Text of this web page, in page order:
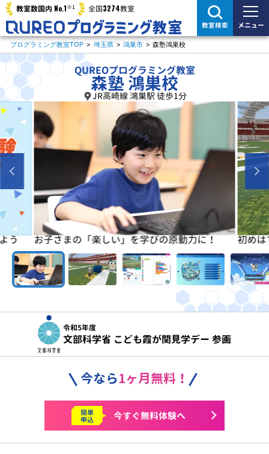
教室数国内 No.1※1 全国3274教室
教室検索 メニュー
プログラミング教室TOP > 埼玉県 > 鴻巣市 > 森塾鴻巣校
QUREOプログラミング教室
森塾 鴻巣校
JR高崎線 鴻巣駅 徒歩1分
う お子さまの「楽しい」を学びの原動力に！ 初め
令和5年度
文部科学省 こども霞が関見学デー 参画
今なら1ヶ月無料！
簡単
申込 今すぐ無料体験へ